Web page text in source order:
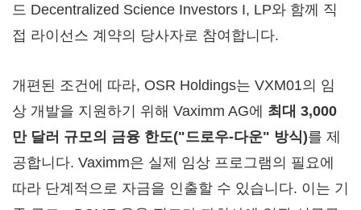
드 Decentralized Science Investors I, LP와 함께 직
접 라이선스 계약의 당사자로 참여합니다.
개편된 조건에 따라, OSR Holdings는 VXM01의 임
상 개발을 지원하기 위해 Vaximm AG에 최대 3,000
만 달러 규모의 금융 한도("드로우-다운" 방식)를 제
공합니다. Vaximm은 실제 임상 프로그램의 필요에
따라 단계적으로 자금을 인출할 수 있습니다. 이는 기